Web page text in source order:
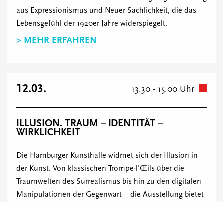
aus Expressionismus und Neuer Sachlichkeit, die das
Lebensgefühl der 1920er Jahre widerspiegelt.
> MEHR ERFAHREN
12.03. 13.30 - 15.00 Uhr
ILLUSION. TRAUM – IDENTITÄT –
WIRKLICHKEIT
Die Hamburger Kunsthalle widmet sich der Illusion in
der Kunst. Von klassischen Trompe-l'Œils über die
Traumwelten des Surrealismus bis hin zu den digitalen
Manipulationen der Gegenwart – die Ausstellung bietet